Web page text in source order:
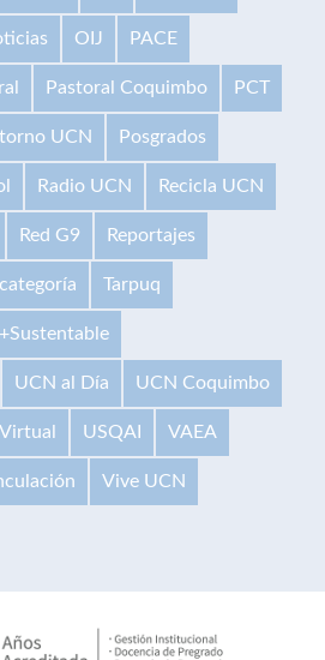
OIJ PACE
Pastoral Coquimbo PCT
UCN Posgrados
Radio UCN Recicla UCN
Red G9 Reportajes
Tarpuq
UCN al Día UCN Coquimbo
USQAI VAEA
Vive UCN